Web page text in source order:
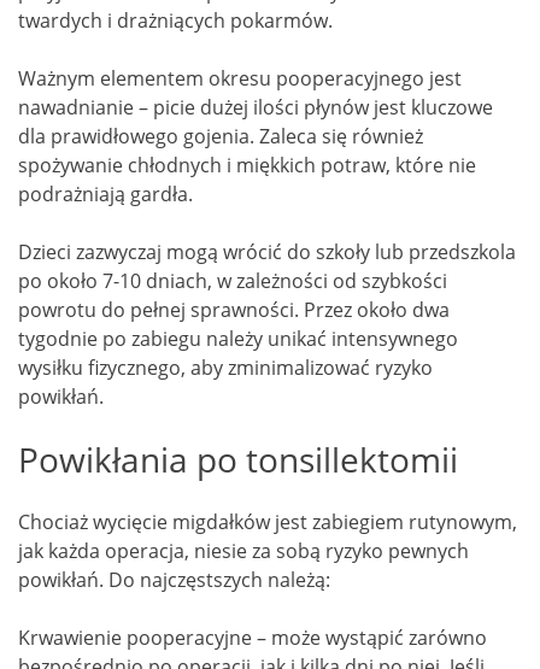
twardych i drażniących pokarmów.
Ważnym elementem okresu pooperacyjnego jest
nawadnianie – picie dużej ilości płynów jest kluczowe
dla prawidłowego gojenia. Zaleca się również
spożywanie chłodnych i miękkich potraw, które nie
podrażniają gardła.
Dzieci zazwyczaj mogą wrócić do szkoły lub przedszkola
po około 7-10 dniach, w zależności od szybkości
powrotu do pełnej sprawności. Przez około dwa
tygodnie po zabiegu należy unikać intensywnego
wysiłku fizycznego, aby zminimalizować ryzyko
powikłań.
Powikłania po tonsillektomii
Chociaż wycięcie migdałków jest zabiegiem rutynowym,
jak każda operacja, niesie za sobą ryzyko pewnych
powikłań. Do najczęstszych należą:
Krwawienie pooperacyjne – może wystąpić zarówno